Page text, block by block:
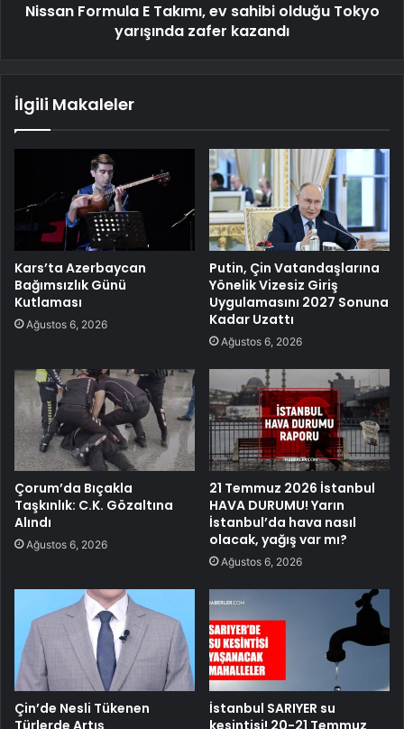
Nissan Formula E Takımı, ev sahibi olduğu Tokyo
yarışında zafer kazandı
İlgili Makaleler
Kars’ta Azerbaycan
Bağımsızlık Günü
Kutlaması
Ağustos 6, 2026
Putin, Çin Vatandaşlarına
Yönelik Vizesiz Giriş
Uygulamasını 2027 Sonuna
Kadar Uzattı
Ağustos 6, 2026
Çorum’da Bıçakla
Taşkınlık: C.K. Gözaltına
Alındı
Ağustos 6, 2026
21 Temmuz 2026 İstanbul
HAVA DURUMU! Yarın
İstanbul’da hava nasıl
olacak, yağış var mı?
Ağustos 6, 2026
Çin’de Nesli Tükenen
Türlerde Artış
İstanbul SARIYER su
kesintisi! 20-21 Temmuz